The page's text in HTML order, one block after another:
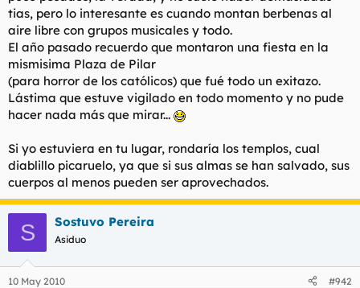
tias, pero lo interesante es cuando montan berbenas al
aire libre con grupos musicales y todo.
El año pasado recuerdo que montaron una fiesta en la
mismisima Plaza de Pilar
(para horror de los católicos) que fué todo un exitazo.
Lástima que estuve vigilado en todo momento y no pude
hacer nada más que mirar...
Si yo estuviera en tu lugar, rondaría los templos, cual
diablillo picaruelo, ya que si sus almas se han salvado, sus
cuerpos al menos pueden ser aprovechados.
S Sostuvo Pereira
Asiduo
10 May 2010 #942